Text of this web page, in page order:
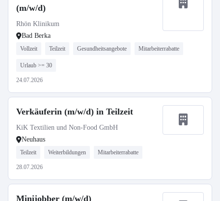
(m/w/d)
Rhön Klinikum
Bad Berka
Vollzeit Teilzeit Gesundheitsangebote Mitarbeiterrabatte
Urlaub >= 30
24.07.2026
Verkäuferin (m/w/d) in Teilzeit
KiK Textilien und Non-Food GmbH
Neuhaus
Teilzeit Weiterbildungen Mitarbeiterrabatte
28.07.2026
Minijobber (m/w/d)